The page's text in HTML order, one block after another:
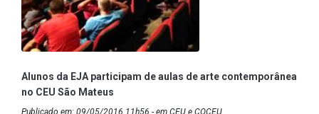
Alunos da EJA participam de aulas de arte contemporânea
no CEU São Mateus
Publicado em: 09/05/2016 11h56 - em CEU e COCEU